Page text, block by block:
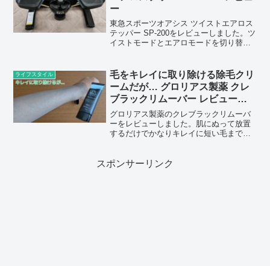
ー
東急スポーツオアシス ツイストエアロス
テッパー SP-200をレビューしました。ツ
イストモードとエアロモードを切り替え
ライフスタイル
毛をキレイに取り除ける除毛クリ
ームだが… グロリアス製薬 クレ
ブラックリムーバー レビュー
【提供 グロリアス製薬】
グロリアス製薬のクレブラックリムーバ
ーをレビューしました。肌にぬって放置
するだけでかなりキレイに短い毛まで処
スポンサーリンク